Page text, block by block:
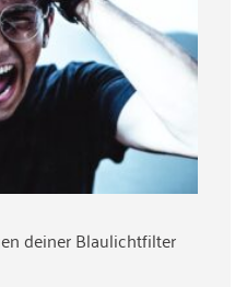
deiner Blaulichtfilter